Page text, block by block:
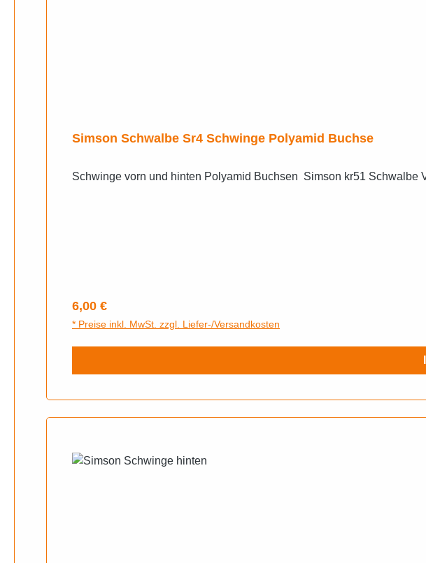
Simson Schwalbe Sr4 Schwinge Polyamid Buchse
Regulärer Preis:
6,00 €
* Preise inkl. MwSt. zzgl. Liefer-/Versandkosten